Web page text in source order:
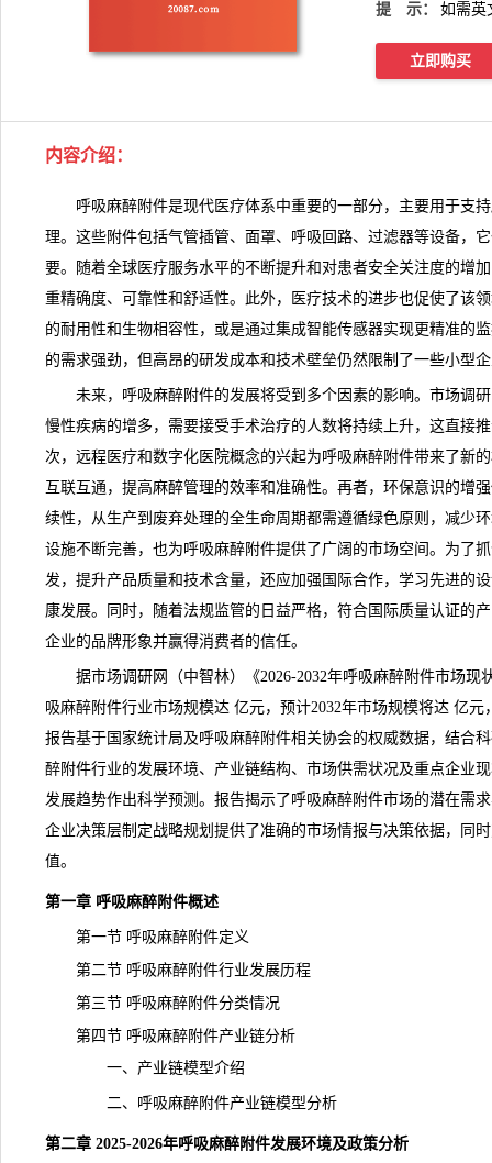
提 示： 如需英
立即购买
内容介绍：
呼吸麻醉附件是现代医疗体系中重要的一部分，主要用于支持
理。这些附件包括气管插管、面罩、呼吸回路、过滤器等设备，
要。随着全球医疗服务水平的不断提升和对患者安全关注度的增
重精确度、可靠性和舒适性。此外，医疗技术的进步也促使了该
的耐用性和生物相容性，或是通过集成智能传感器实现更精准的
的需求强劲，但高昂的研发成本和技术壁垒仍然限制了一些小型
未来，呼吸麻醉附件的发展将受到多个因素的影响。 市场调
慢性疾病的增多，需要接受手术治疗的人数将持续上升，这直接
次，远程医疗和数字化医院概念的兴起为呼吸麻醉附件带来了新
互联互通，提高麻醉管理的效率和准确性。再者，环保意识的增
续性，从生产到废弃处理的全生命周期都需遵循绿色原则，减少
设施不断完善，也为呼吸麻醉附件提供了广阔的市场空间。为了
发，提升产品质量和技术含量，还应加强国际合作，学习先进的
康发展。同时，随着法规监管的日益严格，符合国际质量认证的
企业的品牌形象并赢得消费者的信任。
据市场调研网（中智林）《2026-2032年呼吸麻醉附件市场现
吸麻醉附件行业市场规模达 亿元，预计2032年市场规模将达 亿
报告基于国家统计局及呼吸麻醉附件相关协会的权威数据，结合
醉附件行业的发展环境、产业链结构、市场供需状况及重点企业
发展趋势作出科学预测。报告揭示了呼吸麻醉附件市场的潜在需
企业决策层制定战略规划提供了准确的市场情报与决策依据，同
值。
第一章 呼吸麻醉附件概述
第一节 呼吸麻醉附件定义
第二节 呼吸麻醉附件行业发展历程
第三节 呼吸麻醉附件分类情况
第四节 呼吸麻醉附件产业链分析
一、产业链模型介绍
二、呼吸麻醉附件产业链模型分析
第二章 2025-2026年呼吸麻醉附件发展环境及政策分析